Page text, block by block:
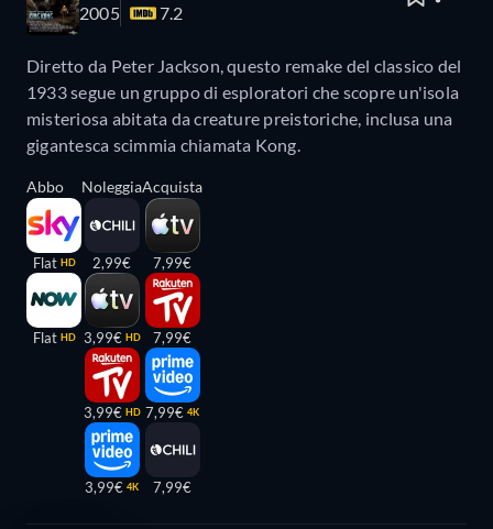
2005 7.2
Diretto da Peter Jackson, questo remake del classico del
1933 segue un gruppo di esploratori che scopre un'isola
misteriosa abitata da creature preistoriche, inclusa una
gigantesca scimmia chiamata Kong.
Abbo
Flat HD
Flat HD
Noleggia
2,99€
3,99€ HD
3,99€ HD
3,99€ 4K
Acquista
7,99€
7,99€
7,99€ 4K
7,99€